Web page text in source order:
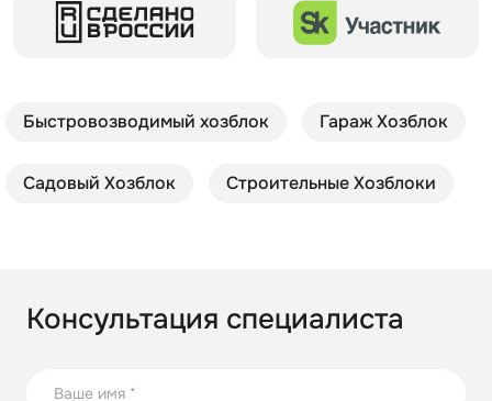
Быстровозводимый хозблок Гараж Хозблок
Садовый Хозблок Строительные Хозблоки
Консультация специалиста